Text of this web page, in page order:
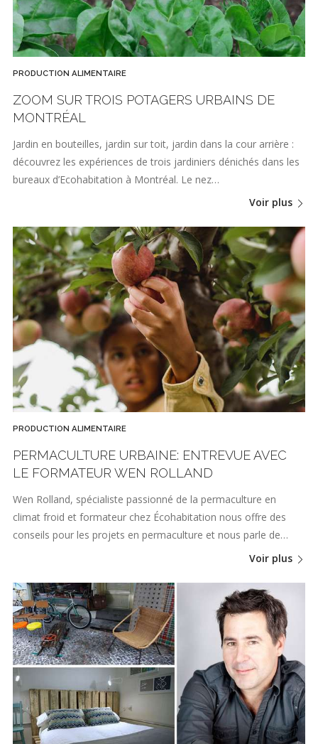
PRODUCTION ALIMENTAIRE
ZOOM SUR TROIS POTAGERS URBAINS DE
MONTRÉAL
Jardin en bouteilles, jardin sur toit, jardin dans la cour arrière :
découvrez les expériences de trois jardiniers dénichés dans les
bureaux d’Ecohabitation à Montréal. Le nez…
Voir plus
PRODUCTION ALIMENTAIRE
PERMACULTURE URBAINE: ENTREVUE AVEC
LE FORMATEUR WEN ROLLAND
Wen Rolland, spécialiste passionné de la permaculture en
climat froid et formateur chez Écohabitation nous offre des
conseils pour les projets en permaculture et nous parle de…
Voir plus